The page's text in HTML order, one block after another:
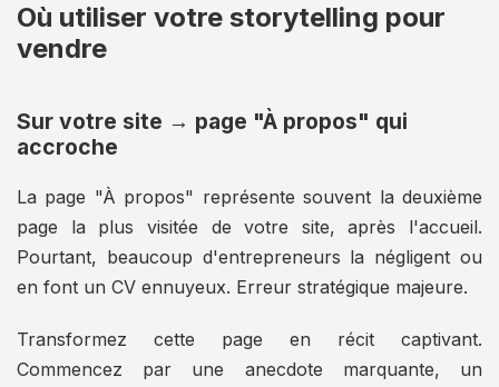
Où utiliser votre storytelling pour
vendre
Sur votre site → page "À propos" qui
accroche
La page "À propos" représente souvent la deuxième
page la plus visitée de votre site, après l'accueil.
Pourtant, beaucoup d'entrepreneurs la négligent ou
en font un CV ennuyeux. Erreur stratégique majeure.
Transformez cette page en récit captivant.
Commencez par une anecdote marquante, un